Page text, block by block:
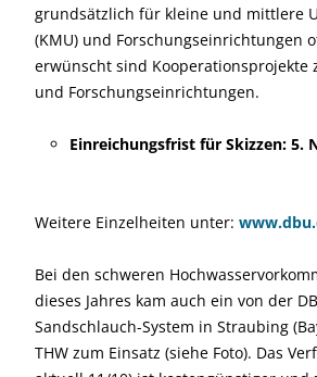
grundsätzlich für kleine und mittlere
(KMU) und Forschungseinrichtungen
erwünscht sind Kooperationsprojekte
und Forschungseinrichtungen.
Einreichungsfrist für Skizzen: 5.
Weitere Einzelheiten unter:
Bei den schweren
dieses Jahres kam auch ein von der
Sandschlauch-System in Straubing
THW zum Einsatz (siehe Foto). Das